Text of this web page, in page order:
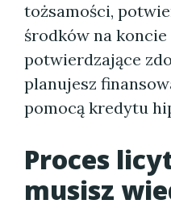
tożsamości,
środków na
potwierdzające
planujesz
pomocą kredytu
Proces
musisz